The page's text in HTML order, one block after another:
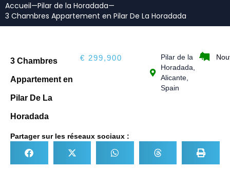
Accueil—Pilar de la Horadada—
3 Chambres Appartement en Pilar De La Horadada
3 Chambres
Appartement en
Pilar De La
Horadada
€ 299,900
Pilar de la
Horadada,
Alicante,
Spain
Partager sur les réseaux sociaux :